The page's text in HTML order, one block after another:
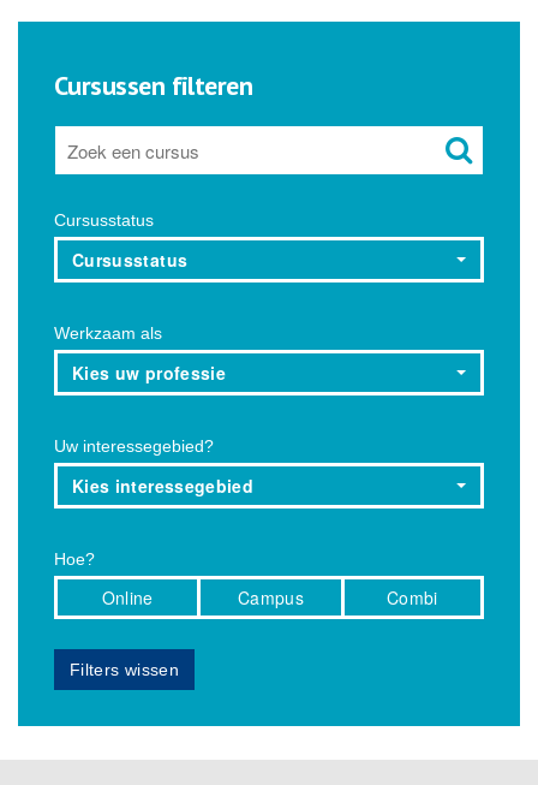
Cursussen filteren
Cursusstatus
Cursusstatus
Werkzaam als
Kies uw professie
Uw interessegebied?
Kies interessegebied
Hoe?
Online Campus Combi
Filters wissen